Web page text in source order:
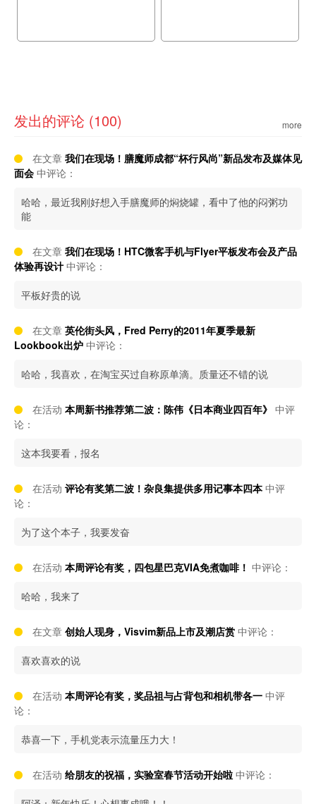
发出的评论 (100) more
在文章 我们在现场！膳魔师成都“杯行风尚”新品发布及媒体见
面会 中评论：
哈哈，最近我刚好想入手膳魔师的焖烧罐，看中了他的闷粥功
能
在文章 我们在现场！HTC微客手机与Flyer平板发布会及产品
体验再设计 中评论：
平板好贵的说
在文章 英伦街头风，Fred Perry的2011年夏季最新
Lookbook出炉 中评论：
哈哈，我喜欢，在淘宝买过自称原单滴。质量还不错的说
在活动 本周新书推荐第二波：陈伟《日本商业四百年》 中评
论：
这本我要看，报名
在活动 评论有奖第二波！杂良集提供多用记事本四本中评
论：
为了这个本子，我要发奋
在活动 本周评论有奖，四包星巴克VIA免煮咖啡！ 中评论：
哈哈，我来了
在文章 创始人现身，Visvim新品上市及潮店赏 中评论：
喜欢喜欢的说
在活动 本周评论有奖，奖品祖与占背包和相机带各一 中评
论：
恭喜一下，手机党表示流量压力大！
在活动 给朋友的祝福，实验室春节活动开始啦 中评论：